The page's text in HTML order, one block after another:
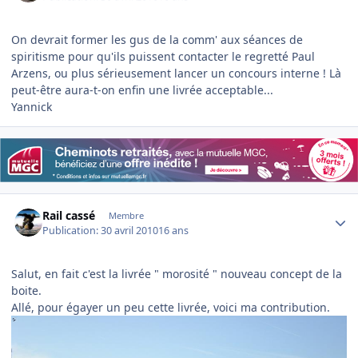
On devrait former les gus de la comm' aux séances de
spiritisme pour qu'ils puissent contacter le regretté Paul
Arzens, ou plus sérieusement lancer un concours interne ! Là
peut-être aura-t-on enfin une livrée acceptable...
Yannick
Rail cassé Membre
Publication:30 avril 201016 ans
Salut, en fait c'est la livrée " morosité " nouveau concept de la
boite.
Allé, pour égayer un peu cette livrée, voici ma contribution.